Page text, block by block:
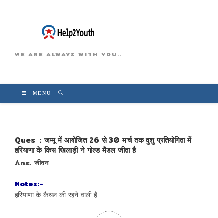
WE ARE ALWAYS WITH YOU..
MENU
Ques. : जम्मू में आयोजित 26 से 30 मार्च तक वुशु प्रतियोगिता में
हरियाणा के किस खिलाड़ी ने गोल्ड मैडल जीता है
Ans. जीवन
Notes:-
हरियाणा के कैथल की रहने वाली है